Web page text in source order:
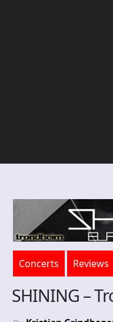
Concerts Reviews
SHINING –